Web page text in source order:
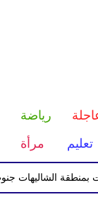
رياضة
تعليم مرأة
الشاليهات جنوب